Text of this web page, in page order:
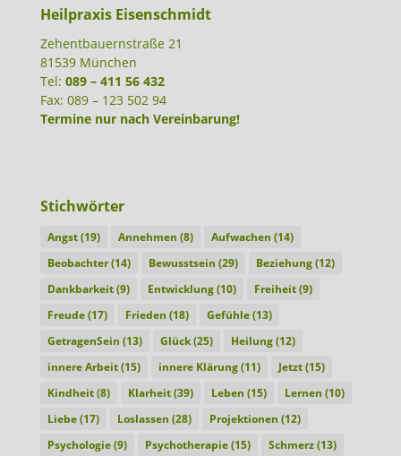
Heilpraxis Eisenschmidt
Zehentbauernstraße 21
81539 München
Tel: 089 – 411 56 432
Fax: 089 – 123 502 94
Termine nur nach Vereinbarung!
Stichwörter
Angst(19) Annehmen (8) Aufwachen (14)
Beobachter(14) Bewusstsein (29) Beziehung(12)
Dankbarkeit(9) Entwicklung(10) Freiheit(9)
Freude(17) Frieden (18) Gefühle(13)
GetragenSein (13) Glück(25) Heilung(12)
innere Arbeit(15) innere Klärung(11) Jetzt(15)
Kindheit(8) Klarheit(39) Leben (15) Lernen (10)
Liebe(17) Loslassen (28) Projektionen (12)
Psychologie(9) Psychotherapie(15) Schmerz(13)